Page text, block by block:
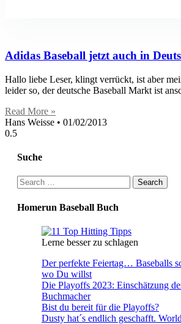
Adidas Baseball jetzt auch in
Hallo liebe Leser, klingt verrückt, ist aber
leider so, der deutsche Baseball Markt ist
Read More »
Hans Weisse
01/02/2013
Suche
Search
for:
Homerun Baseball Buch
Lerne besser zu schlagen
Der perfekte Feiertag… Baseballs
wo Du willst
Die Playoffs 2023: Einschätzung
Buchmacher
Bist du bereit für die Playoffs?
Dusty hat´s endlich geschafft.